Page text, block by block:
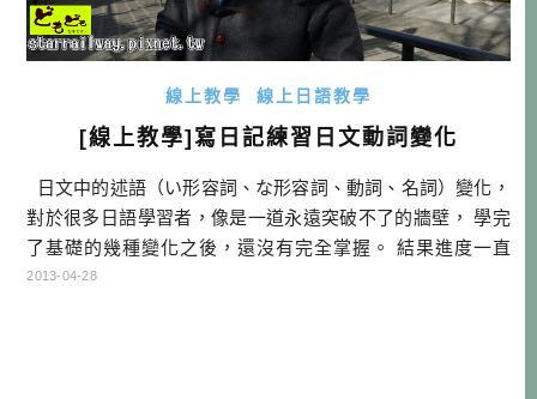
線上教學 線上日語教學
[線上教學]寫日記練習日文動詞變化
日文中的述語（い形容詞、な形容詞、動詞、名詞）變化，
對於很多日語學習者，像是一道永遠突破不了的牆壁， 學完
了基礎的幾種變化之後，還沒有完全掌握。 結果進度一直
走，就在新的文型感受到很大的挫折，導致於無法繼續學下
2013-04-28